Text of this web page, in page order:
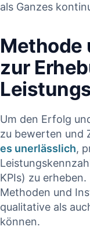
als‍ Ganzes
Methode
zur​
Um den Erfolg
zu‍ bewerten und
es unerlässlich,
KPIs) zu
Methoden und
qualitative ⁢als
können.